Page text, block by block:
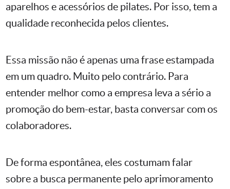
aparelhos e acessórios de pilates. Por isso, tem a
qualidade reconhecida pelos clientes.
Essa missão não é apenas uma frase estampada
em um quadro. Muito pelo contrário. Para
entender melhor como a empresa leva a sério a
promoção do bem-estar, basta conversar com os
colaboradores.
De forma espontânea, eles costumam falar
sobre a busca permanente pelo aprimoramento